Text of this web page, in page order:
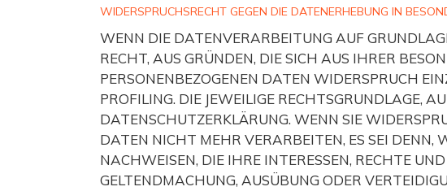
WIDERSPRUCHSRECHT GEGEN DIE DATENERHEBUNG IN
WENN DIE DATENVERARBEITUNG AUF
RECHT, AUS GRÜNDEN, DIE SICH AUS IHRER
PERSONENBEZOGENEN DATEN WIDERSPRUCH
PROFILING. DIE JEWEILIGE RECHTSGRUNDLAGE,
DATENSCHUTZERKLÄRUNG. WENN SIE
DATEN NICHT MEHR VERARBEITEN, ES SEI DENN,
NACHWEISEN, DIE IHRE INTERESSEN, RECHTE
GELTENDMACHUNG, AUSÜBUNG ODER